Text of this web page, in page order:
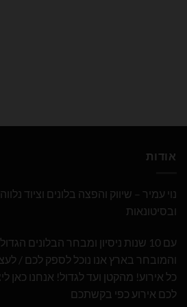
אודות
נוי עמיר – שיווק והפצה בלונים וציוד
ובסיטונאות
עם 10 שנות ניסיון ומבחר הבלונים הגדול
והמובחר בארץ אנו נוכל לספק לכם /
כל אירוע! מהקטן ועד לגדול! אנחנו כאן
לכם אירוע כפי בקשתכם